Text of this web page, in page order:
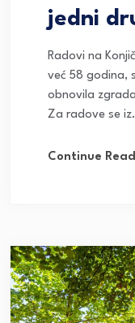
jedni
Radovi na
već 58 godina,
obnovila
Za radove se
Continue